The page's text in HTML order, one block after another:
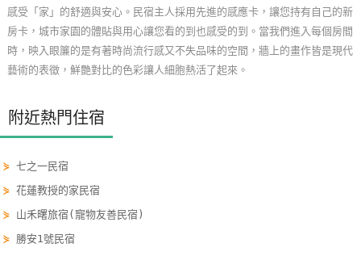
你
玩
地
圖
客
服
務
感受「家」的舒適與安心。民宿主人採用先進的感應卡，讓您持有自己的新
房卡，城市家園的體貼與用心讓您看的到也感受的到。當我們進入每個房間
時，映入眼簾的是有著時尚流行感又不失品味的空間，牆上的畫作皆是現代
藝術的表徵，鮮艷對比的色彩讓人細胞熱活了起來。
附近熱門住宿
⋟七之一民宿
⋟花蓮教授的家民宿
⋟ 山禾曙旅宿(寵物友善民宿)
⋟
勝安1號民宿